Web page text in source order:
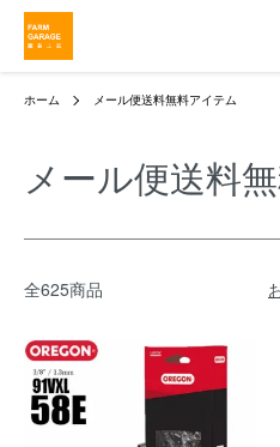
ホーム メール便送料無料アイテム
メール便送料
全625商品